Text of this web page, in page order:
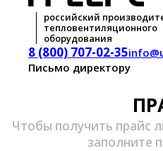
российский
тепловентиляционного
оборудования
8 (800) 707-02-35
Письмо директору
Чтобы получить прайс
заполните